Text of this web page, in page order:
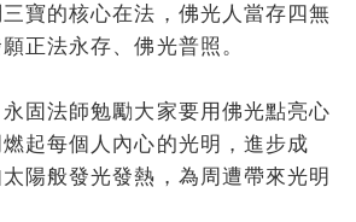
寶的核心在法，佛光人當存四無
正法永存、佛光普照。
固法師勉勵大家要用佛光點亮心
起每個人內心的光明，進步成
陽般發光發熱，為周遭帶來光明